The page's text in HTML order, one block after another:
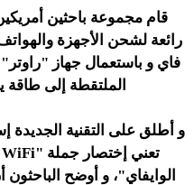
قام مجموعة باحثين
رائعة لشحن الأجهزة
فاي و باستعمال جهاز
الملتقطة إلى طاقة
الوايفاي"، و أوضح